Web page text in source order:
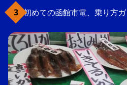
初めての函館市電、乗り方